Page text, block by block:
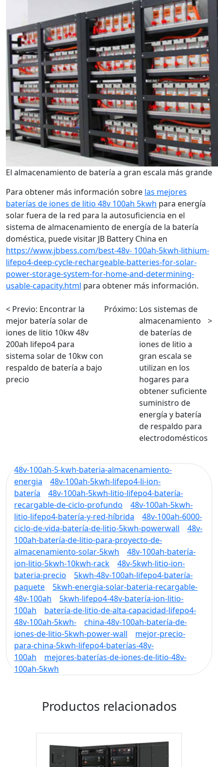
El almacenamiento de batería a gran escala más grande
Para obtener más información sobre las mejores
baterías de iones de litio 48v 100ah 5kwh para energía
solar fuera de la red para la autosuficiencia en el
sistema de almacenamiento de energía de la batería
doméstica, puede visitar JB Battery China en
https://www.jbbess.com/best-48v- 100ah-5kwh-lithium-
lifepo4-deep-cycle-rechargeable-batteries-for-solar-
power-storage-system-for-home-and-determining-
usable-capacity.html para obtener más información.
< Previo: Encontrar la
mejor batería solar de
iones de litio 10kw 48v
200ah lifepo4 para
sistema solar de 10kw con
respaldo de batería a bajo
precio
Próximo: Los sistemas de
almacenamiento
de baterías de
iones de litio a
gran escala se
utilizan en los
hogares para
obtener suficiente
suministro de
energía y batería
de respaldo para
electrodomésticos
>
48v-100ah-5-kwh-bateria-almacenamiento-
energia
48v-100ah-5kwh-lifepo4-li-ion-
batería
48v-100ah-5kwh-litio-lifepo4-batería-
recargable-de-ciclo-profundo
48v-100ah-5kwh-
litio-lifepo4-batería-y-red-híbrida
48v-100ah-6000-
ciclo-de-vida-batería-de-litio-5kwh-powerwall
48v-
100ah-batería-de-litio-para-proyecto-de-
almacenamiento-solar-5kwh
48v-100ah-batería-
ion-litio-5kwh-10kwh-rack
48v-5kwh-litio-ion-
bateria-precio
5kwh-48v-100ah-lifepo4-batería-
paquete
5kwh-energia-solar-bateria-recargable-
48v-100ah
5kwh-lifepo4-48v-batería-ion-litio-
100ah
batería-de-litio-de-alta-capacidad-lifepo4-
48v-100ah-5kwh-
china-48v-100ah-batería-de-
iones-de-litio-5kwh-power-wall
mejor-precio-
para-china-5kwh-lifepo4-baterías-48v-
100ah
mejores-baterías-de-iones-de-litio-48v-
100ah-5kwh
Productos relacionados